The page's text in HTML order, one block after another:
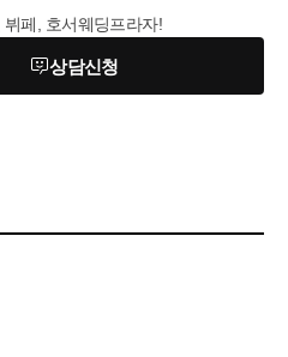
페, 호서웨딩프라자!
상담신청